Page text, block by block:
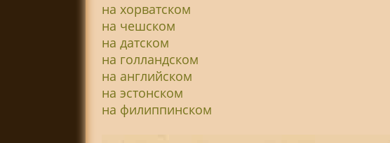
на хорватском
на чешском
на датском
на голландском
на английском
на эстонском
на филиппинском